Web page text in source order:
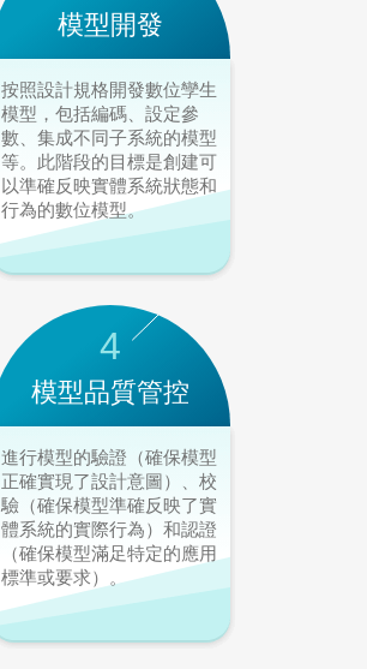
模型開發
按照設計規格開發數位孿生
模型，包括編碼、設定參
數、集成不同子系統的模型
等。此階段的目標是創建可
以準確反映實體系統狀態和
行為的數位模型。
4
模型品質管控
進行模型的驗證（確保模型
正確實現了設計意圖）、校
驗（確保模型準確反映了實
體系統的實際行為）和認證
（確保模型滿足特定的應用
標準或要求）。